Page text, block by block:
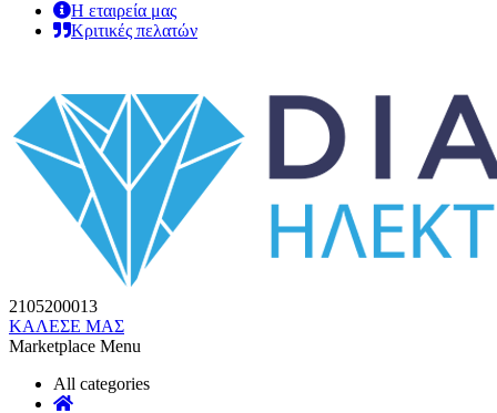
Η εταιρεία μας
Κριτικές πελατών
2105200013
ΚΑΛΕΣΕ ΜΑΣ
Marketplace Menu
All categories